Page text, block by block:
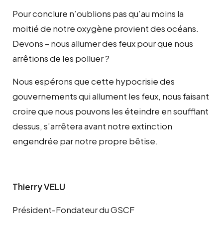
Pour conclure n’oublions pas qu’au moins la
moitié de notre oxygène provient des océans.
Devons – nous allumer des feux pour que nous
arrêtions de les polluer ?
Nous espérons que cette hypocrisie des
gouvernements qui allument les feux, nous faisant
croire que nous pouvons les éteindre en soufflant
dessus, s’arrêtera avant notre extinction
engendrée par notre propre bêtise.
Thierry VELU
Président-Fondateur du GSCF